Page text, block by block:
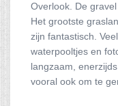
Overlook. De
Het grootste
zijn fantastisch.
waterpooltjes en
langzaam,
vooral ook om te